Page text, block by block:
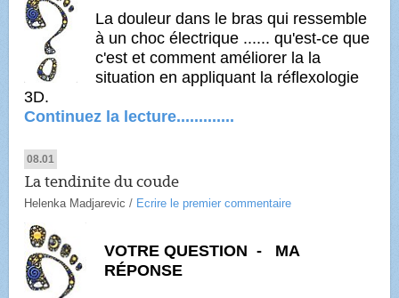
La douleur dans le bras qui ressemble
à un choc électrique ...... qu'est-ce que
c'est et comment améliorer la la
situation en appliquant la réflexologie
3D.
Continuez la lecture.............
08.01
La tendinite du coude
Helenka Madjarevic / Ecrire le premier commentaire
VOTRE QUESTION - MA
RÉPONSE